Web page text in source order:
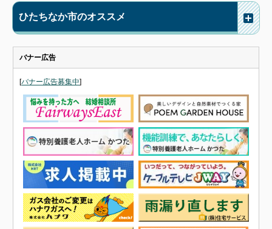
ひたちなか市のオススメ
バナー広告
[バナー広告募集中]